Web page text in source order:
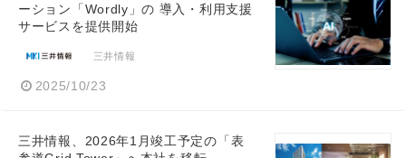
ーション「Wordly」の 導入・利用支援
サービスを提供開始
三井情報
2025/10/23
三井情報、2026年1月竣工予定の「表